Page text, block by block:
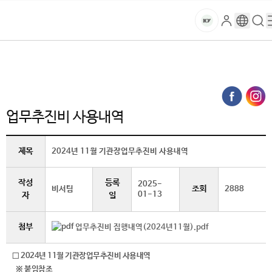
건
학
교
마
로
그
구
글
검
색
뉴
경
업무추진비 사용내역
제목 2024년 11월 기관장업무추진비 사용내역​
작성
자
비서팀
등록
일
2025-
01-13
조회 2888
첨부 업무추진비 집행내역(2024년11월).pdf
□ 2024년 11월 기관장업무추진비 사용내역​
※ 붙임참조 ​